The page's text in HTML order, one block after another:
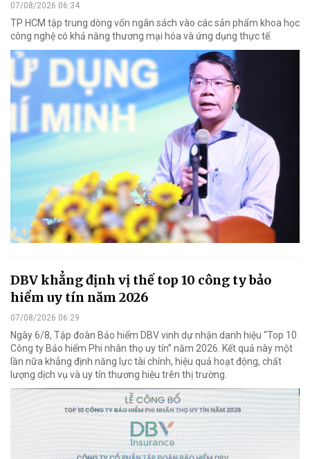
07/08/2026 06:34
TP HCM tập trung dòng vốn ngân sách vào các sản phẩm khoa học
công nghệ có khả năng thương mại hóa và ứng dụng thực tế.
DBV khẳng định vị thế top 10 công ty bảo
hiểm uy tín năm 2026
07/08/2026 06:29
Ngày 6/8, Tập đoàn Bảo hiểm DBV vinh dự nhận danh hiệu “Top 10
Công ty Bảo hiểm Phi nhân thọ uy tín” năm 2026. Kết quả này một
lần nữa khẳng định năng lực tài chính, hiệu quả hoạt động, chất
lượng dịch vụ và uy tín thương hiệu trên thị trường.